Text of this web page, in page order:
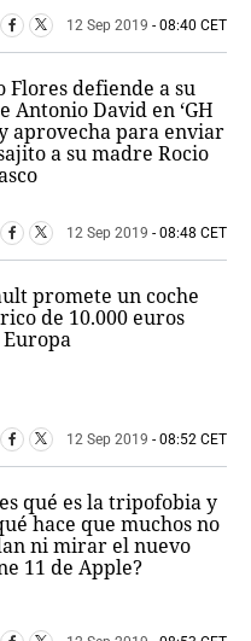
12 Sep 2019 - 08:40 CET
Flores defiende a su
Antonio David en ‘GH
y aprovecha para enviar
a su madre Rocio
12 Sep 2019 - 08:48 CET
promete un coche
de 10.000 euros
12 Sep 2019 - 08:52 CET
qué es la tripofobia y
hace que muchos no
ni mirar el nuevo
11 de Apple?